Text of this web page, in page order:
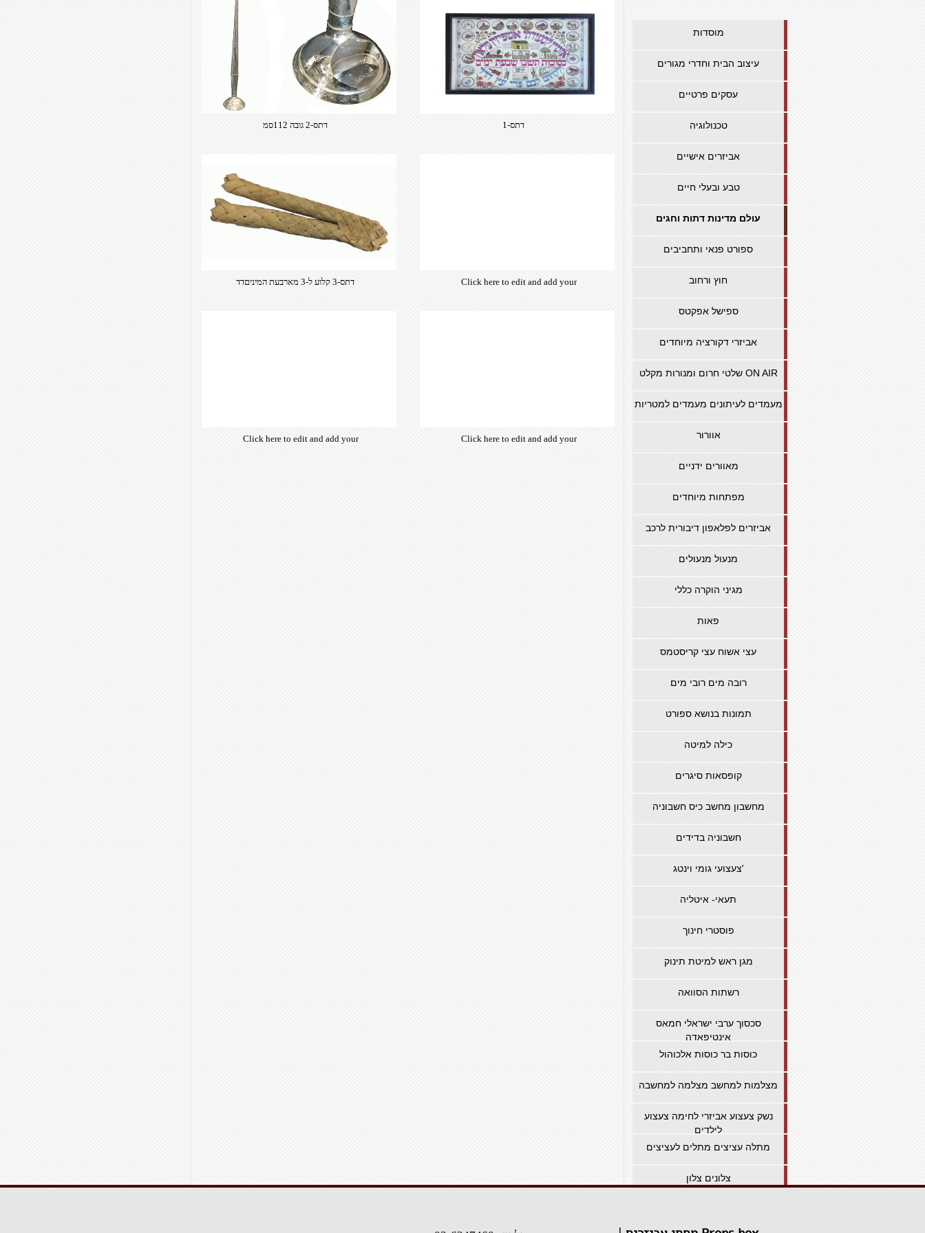
דתס-2 גובה 112סמ דתס-1
דתס-3 קלוע ל-3 מארבעת המינים​דד
Click here to edit and add your
Click here to edit and add your
Click here to edit and add your
מוסדות
עיצוב הבית וחדרי מגורים
עסקים פרטיים
טכנולוגיה
אביזרים אישיים
טבע ובעלי חיים
עולם מדינות דתות וחגים
ספורט פנאי ותחביבים
חוץ ורחוב
ספישל אפקטס
אביזרי דקורציה מיוחדים
שלטי חרום ומנורות מקלט ON AIR
מעמדים לעיתונים מעמדים למטריות
אוורור
מאוורים ידניים
מפתחות מיוחדים
אביזרים לפלאפון דיבורית לרכב
מנעול מנעולים
מגיני הוקרה כללי
פאות
עצי אשוח עצי קריסטמס
רובה מים רובי מים
תמונות בנושא ספורט
כילה למיטה
קופסאות סיגרים
מחשבון מחשב כיס חשבוניה
חשבוניה בדידים
צעצועי גומי וינטג'
תעאי- איטליה
פוסטרי חינוך
מגן ראש למיטת תינוק
רשתות הסוואה
סכסוך ערבי ישראלי חמאס
אינטיפאדה
כוסות בר כוסות אלכוהול
מצלמות למחשב מצלמה למחשבה
נשק צעצוע אביזרי לחימה צעצוע
לילדים
מתלה עציצים מתלים לעציצים
צלונים צלון